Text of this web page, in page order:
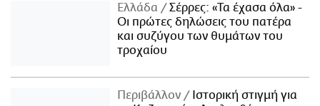
Ελλάδα
Σέρρες: «Τα έχασα όλα» -
Οι πρώτες δηλώσεις του πατέρα
και συζύγου των θυμάτων του
τροχαίου
Περιβάλλον
Ιστορική στιγμή για